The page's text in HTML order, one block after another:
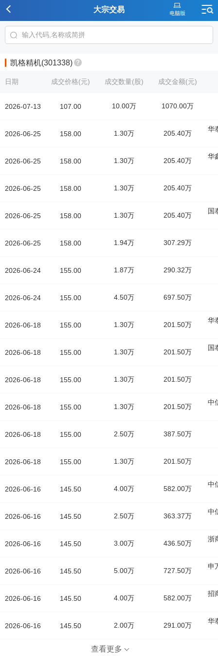
大宗交易
凯格精机(301338)
日期
2026-07-13
2026-06-25
2026-06-25
2026-06-25
2026-06-25
2026-06-25
2026-06-24
2026-06-24
2026-06-18
2026-06-18
2026-06-18
2026-06-18
2026-06-18
2026-06-18
2026-06-16
2026-06-16
2026-06-16
2026-06-16
2026-06-16
2026-06-16
成交价格(元) 成交数量(股) 成交金额(元)
107.00 10.00万 1070.00万
158.00 1.30万 205.40万
华
158.00 1.30万 205.40万
华
158.00 1.30万 205.40万
158.00 1.30万 205.40万
国
158.00 1.94万 307.29万
155.00 1.87万 290.32万
155.00 4.50万 697.50万
155.00 1.30万 201.50万
华
155.00 1.30万 201.50万
国
155.00 1.30万 201.50万
155.00 1.30万 201.50万
中
155.00 2.50万 387.50万
155.00 1.30万 201.50万
145.50 4.00万 582.00万
中
145.50 2.50万 363.37万
中
145.50 3.00万 436.50万
浙
145.50 5.00万 727.50万
申
145.50 4.00万 582.00万
招
145.50 2.00万 291.00万
华
查看更多